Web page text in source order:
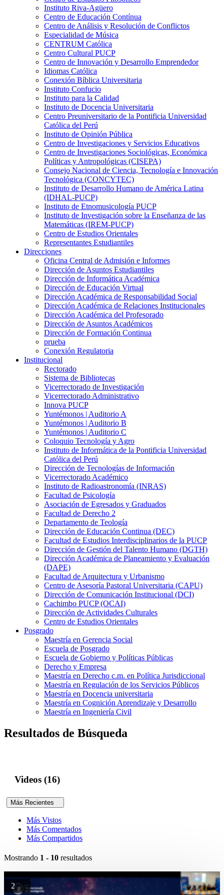
Instituto Riva-Agüero
Centro de Educación Contínua
Centro de Análisis y Resolución de Conflictos
Especialidad de Música
CENTRUM Católica
Centro Cultural PUCP
Centro de Innovación y Desarrollo Emprendedor
Idiomas Católica
Conexión Bíblica Universitaria
Instituto Confucio
Instituto para la Calidad
Instituto de Docencia Universitaria
Centro Preuniversitario de la Pontificia Universidad
Católica del Perú
Instituto de Opinión Pública
Centro de Investigaciones y Servicios Educativos
Centro de Investigaciones Sociológicas, Económica
Políticas y Antropológicas (CISEPA)
Consejo Nacional de Ciencia, Tecnología e Innovación
Tecnológica (CONCYTEC)
Instituto de Desarrollo Humano de América Latina
(IDHAL-PUCP)
Instituto de Etnomusicología PUCP
Instituto de Investigación sobre la Enseñanza de las
Matemáticas (IREM-PUCP)
Centro de Estudios Orientales
Representantes Estudiantiles
Direcciones
Oficina Central de Admisión e Informes
Dirección de Asuntos Estudiantiles
Dirección de Informática Académica
Dirección de Educación Virtual
Dirección Académica de Responsabilidad Social
Dirección Académica de Relaciones Institucionales
Dirección Académica del Profesorado
Dirección de Asuntos Académicos
Dirección de Formación Continua
prueba
Conexión Regulatoria
Institucional
Rectorado
Sistema de Bibliotecas
Vicerrectorado de Investigación
Vicerrectorado Administrativo
Innova PUCP
Yuntémonos | Auditorio A
Yuntémonos | Auditorio B
Yuntémonos | Auditorio C
Coloquio Tecnología y Agro
Instituto de Informática de la Pontificia Universidad
Católica del Perú
Dirección de Tecnologías de Información
Vicerrectorado Académico
Instituto de Radioastronomía (INRAS)
Facultad de Psicología
Asociación de Egresados y Graduados
Facultad de Derecho 2
Departamento de Teología
Dirección de Educación Continua (DEC)
Facultad de Estudios Interdisciplinarios de la PUCP
Dirección de Gestión del Talento Humano (DGTH)
Dirección Académica de Planeamiento y Evaluación
(DAPE)
Facultad de Arquitectura y Urbanismo
Centro de Asesoría Pastoral Universitaria (CAPU)
Dirección de Comunicación Institucional (DCI)
Cachimbo PUCP (OCAI)
Dirección de Actividades Culturales
Centro de Estudios Orientales
Posgrado
Maestría en Gerencia Social
Escuela de Posgrado
Escuela de Gobierno y Políticas Públicas
Derecho y Empresa
Maestría en Derecho c.m. en Política Jurisdiccional
Maestría en Regulación de los Servicios Públicos
Maestría en Docencia universitaria
Maestría en Cognición Aprendizaje y Desarrollo
Maestría en Ingeniería Civil
Resultados de Búsqueda
Videos (16)
Más Recientes
Más Vistos
Más Comentados
Más Compartidos
Mostrando 1 - 10 resultados
2